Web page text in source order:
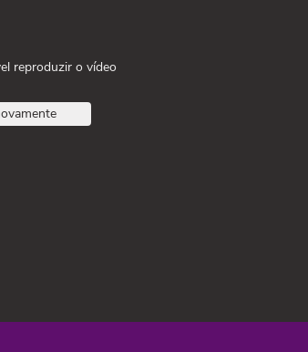
reproduzir o vídeo